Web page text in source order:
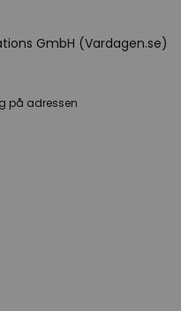
GmbH (Vardagen.se)
på adressen